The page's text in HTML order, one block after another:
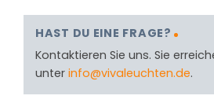
HAST DU EINE FRAGE?
Kontaktieren Sie uns. Sie
unter info@vivaleuchten.de.